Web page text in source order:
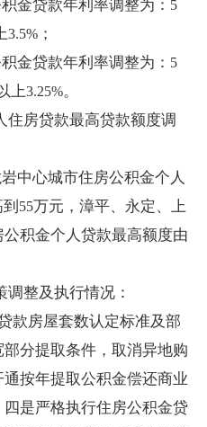
金贷款年利率调整为： 5
3.5% ；
金贷款年利率调整为： 5
上3.25%。
住房贷款最高贷款额度调
中心城市住房公积金个人
55万元，漳平、永定、上
积金个人贷款最高额度由
整及执行情况：
款房屋套数认定标准及部
分提取条件，取消异地购
按年提取公积金偿还商业
是严格执行住房公积金贷